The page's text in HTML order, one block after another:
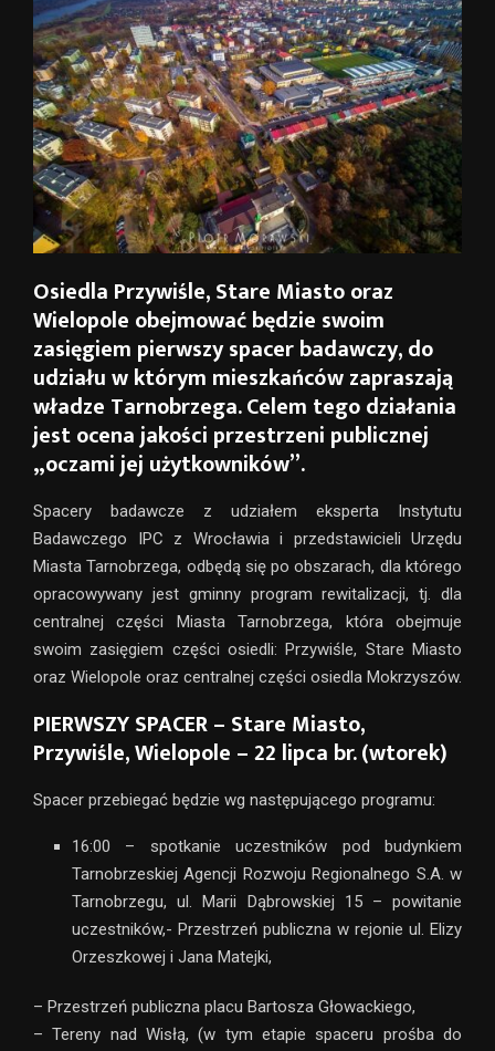
Osiedla Przywiśle, Stare Miasto oraz
Wielopole obejmować będzie swoim
zasięgiem pierwszy spacer badawczy, do
udziału w którym mieszkańców zapraszają
władze Tarnobrzega. Celem tego działania
jest ocena jakości przestrzeni publicznej
„oczami jej użytkowników”.
Spacery badawcze z udziałem eksperta Instytutu
Badawczego IPC z Wrocławia i przedstawicieli Urzędu
Miasta Tarnobrzega, odbędą się po obszarach, dla którego
opracowywany jest gminny program rewitalizacji, tj. dla
centralnej części Miasta Tarnobrzega, która obejmuje
swoim zasięgiem części osiedli: Przywiśle, Stare Miasto
oraz Wielopole oraz centralnej części osiedla Mokrzyszów.
PIERWSZY SPACER – Stare Miasto,
Przywiśle, Wielopole – 22 lipca br. (wtorek)
Spacer przebiegać będzie wg następującego programu:
16:00 – spotkanie uczestników pod budynkiem
Tarnobrzeskiej Agencji Rozwoju Regionalnego S.A. w
Tarnobrzegu, ul. Marii Dąbrowskiej 15 – powitanie
uczestników,- Przestrzeń publiczna w rejonie ul. Elizy
Orzeszkowej i Jana Matejki,
– Przestrzeń publiczna placu Bartosza Głowackiego,
– Tereny nad Wisłą, (w tym etapie spaceru prośba do